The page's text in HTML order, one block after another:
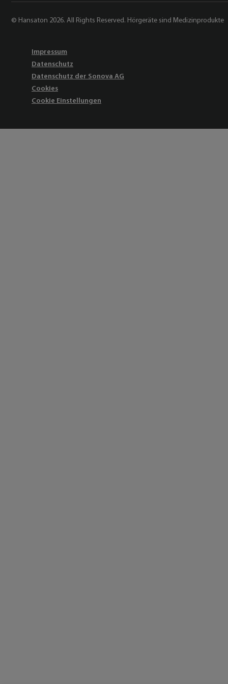
© Hansaton 2026. All Rights Reserved. Hörgeräte sind Medizinprodukte
Impressum
Datenschutz
Datenschutz der Sonova AG
Cookies
Cookie Einstellungen